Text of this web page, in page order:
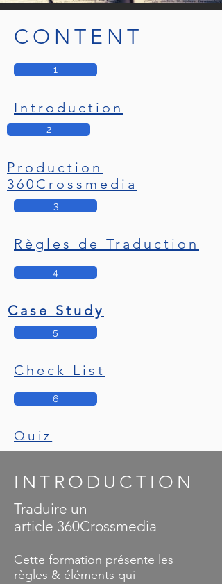
CONTENT
1
Introduction
2
Production
360Crossmedia
3
Règles de Traduction
4
Case Study
5
Check List
6
Quiz
INTRODUCTION
Traduire un
article 360Crossmedia
Cette formation présente les
règles & éléments qui